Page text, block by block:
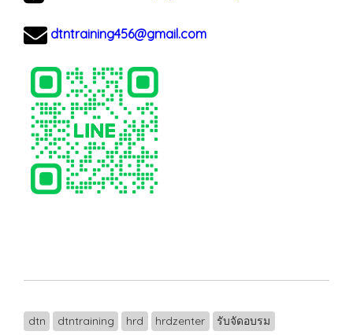
dtntraining456@gmail.com
dtn dtntraining hrd hrdzenter
รับจัดอบรม